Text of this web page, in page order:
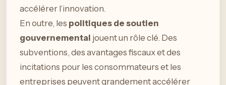
accélérer l’innovation.
En outre, les politiques de soutien
gouvernemental jouent un rôle clé. Des
subventions, des avantages fiscaux et des
incitations pour les consommateurs et les
entreprises peuvent grandement accélérer